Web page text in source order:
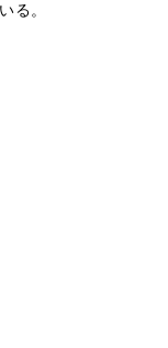
る。